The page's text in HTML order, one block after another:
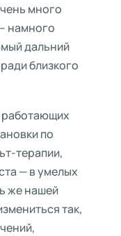
много
намного
дальний
близкого
по
терапии,
— в умелых
же нашей
так,